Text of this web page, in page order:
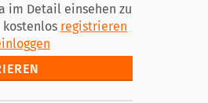
im Detail einsehen zu
kostenlos registrieren